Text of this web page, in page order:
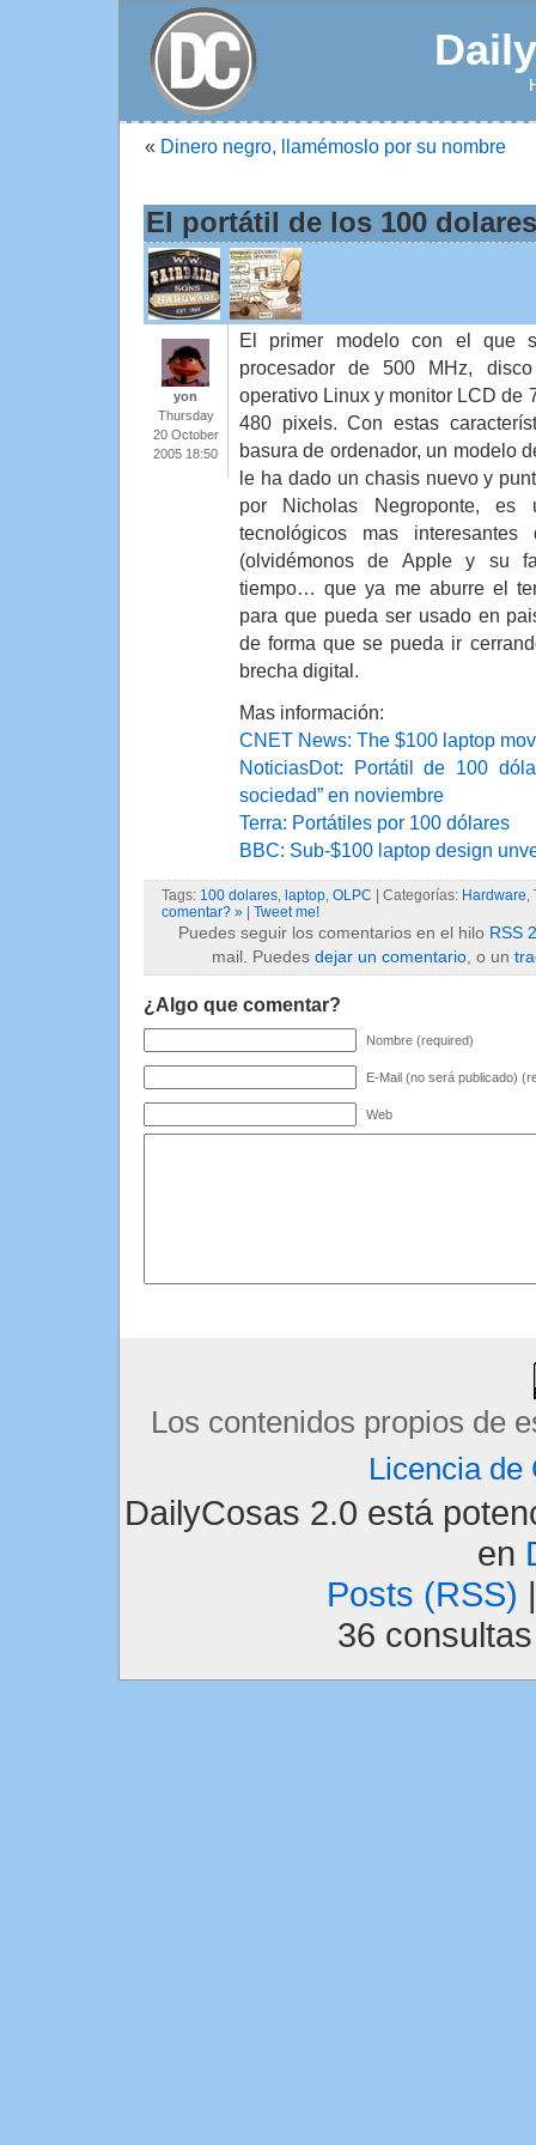
« Dinero negro, llamémoslo por su nombre
El portátil de los 100
yon
Thursday
20 October
2005 18:50
El primer modelo con el que
procesador de 500 MHz,
operativo Linux y monitor LCD de
480 pixels. Con estas
basura de ordenador, un modelo
le ha dado un chasis nuevo y
por Nicholas Negroponte, es
tecnológicos mas
(olvidémonos de Apple y su
tiempo… que ya me aburre el
para que pueda ser usado en
de forma que se pueda ir
brecha digital.
Mas información:
CNET News: The $100 laptop
NoticiasDot: Portátil de 100
sociedad” en noviembre
Terra: Portátiles por 100 dólares
BBC: Sub-$100 laptop design
Tags: 100 dolares laptop OLPC | Categorías: Hardware
comentar? » | Tweet me!
Puedes seguir los comentarios en el hilo RSS
mail. Puedes dejar un comentario , o un
¿Algo que comentar?
Nombre (required)
E-Mail (no será publicado)
Web
Los contenidos propios de
Licencia de
DailyCosas 2.0 está
en
Posts (RSS)
36